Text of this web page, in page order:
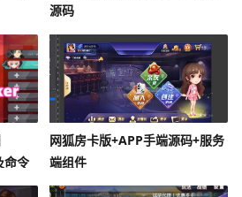
源码
命令
程
网狐房卡版+APP手端源码+服务
端组件